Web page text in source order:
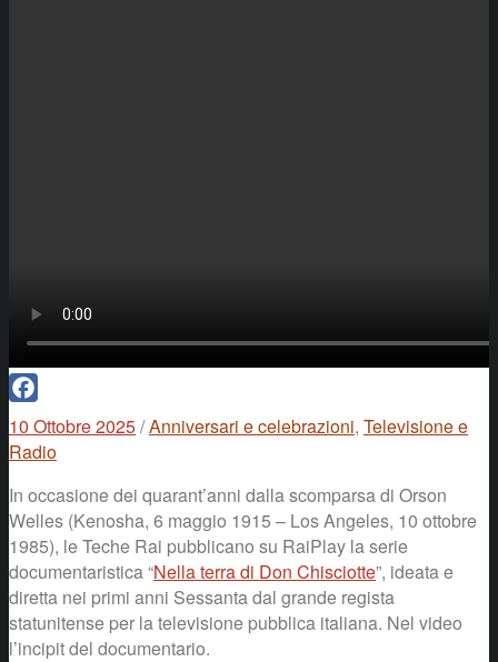
Facebook
10 Ottobre 2025/Anniversari e celebrazioni, Televisione e
Radio
In occasione dei quarant’anni dalla scomparsa di Orson
Welles (Kenosha, 6 maggio 1915 – Los Angeles, 10 ottobre
1985), le Teche Rai pubblicano su RaiPlay la serie
documentaristica “Nella terra di Don Chisciotte”, ideata e
diretta nei primi anni Sessanta dal grande regista
statunitense per la televisione pubblica italiana. Nel video
l’incipit del documentario.